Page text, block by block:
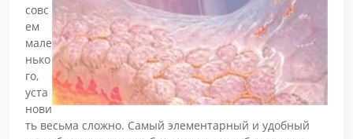
совс
ем
мале
нько
го,
уста
нови
ть весьма сложно. Самый элементарный и удобный